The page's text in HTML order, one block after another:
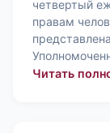
четвертый
правам
Читать